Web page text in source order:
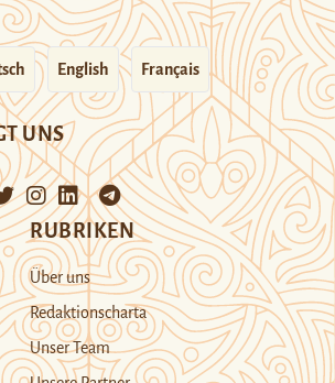
English Français
UNS
RUBRIKEN
Über uns
Redaktionscharta
Unser Team